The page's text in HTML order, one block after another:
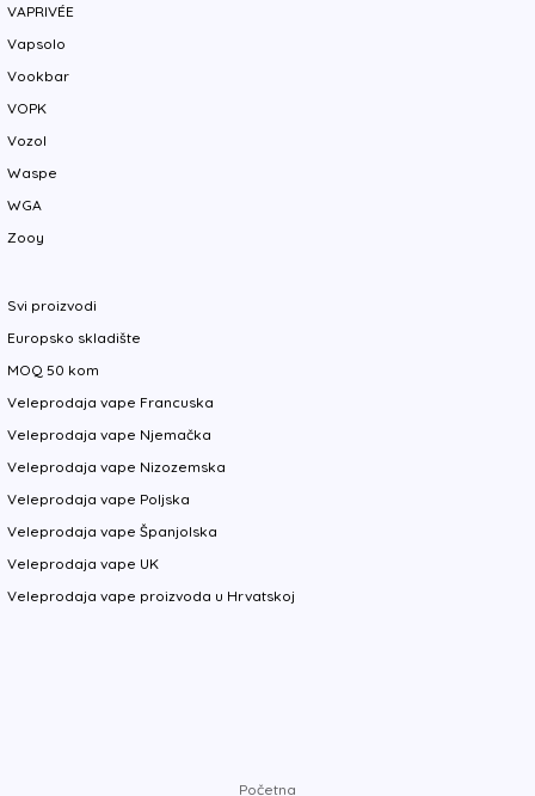
VAPRIVÉE
Vapsolo
Vookbar
VOPK
Vozol
Waspe
WGA
Zooy
Svi proizvodi
Europsko skladište
MOQ 50 kom
Veleprodaja vape Francuska
Veleprodaja vape Njemačka
Veleprodaja vape Nizozemska
Veleprodaja vape Poljska
Veleprodaja vape Španjolska
Veleprodaja vape UK
Veleprodaja vape proizvoda u Hrvatskoj
Početna